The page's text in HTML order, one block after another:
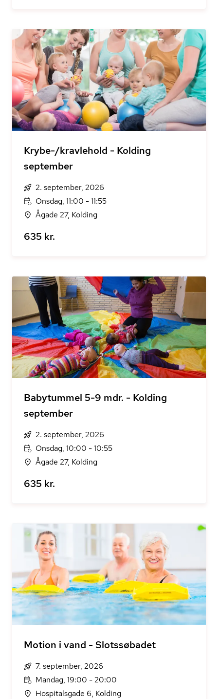
Krybe-/kravlehold - Kolding
september
2. september, 2026
Onsdag, 11:00 - 11:55
Ågade 27, Kolding
635 kr.
Babytummel 5-9 mdr. - Kolding
september
2. september, 2026
Onsdag, 10:00 - 10:55
Ågade 27, Kolding
635 kr.
Motion i vand - Slotssøbadet
7. september, 2026
Mandag, 19:00 - 20:00
Hospitalsgade 6, Kolding